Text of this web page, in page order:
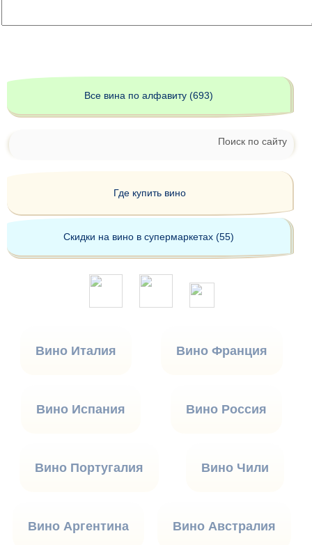
Все вина по алфавиту (693)
Поиск по сайту
Где купить вино
Скидки на вино в супермаркетах (55)
Вино Италия Вино Франция
Вино Испания Вино Россия
Вино Португалия Вино Чили
Вино Аргентина Вино Австралия